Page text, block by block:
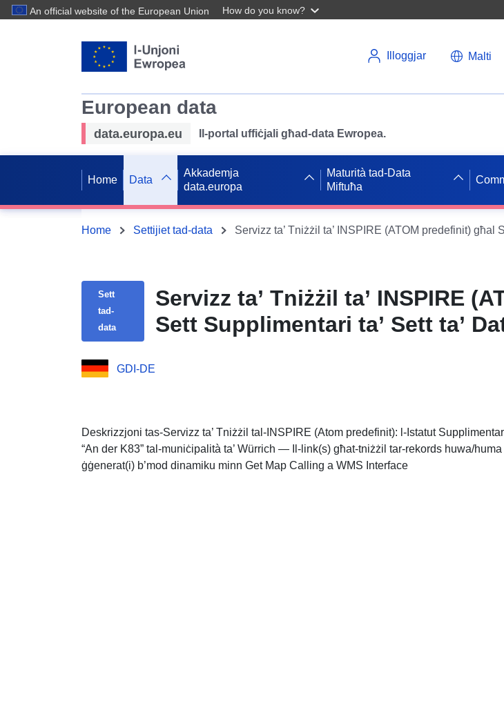
An official website of the European Union How do you know?
Illoggjar Malti
European data
data.europa.eu Il-portal uffiċjali għad-data Ewropea.
Home Data
Akkademja
data.europa
Maturità tad-Data
Miftuħa
Home Settijiet tad-data
Sett
tad-
data
Servizz ta’ Tniżżil ta’ INSPIRE
Sett Supplimentari ta’ Sett ta’
GDI-DE
Deskrizzjoni tas-Servizz ta’ Tniżżil tal-INSPIRE (Atom predefinit): l-Istatut
“An der K83” tal-muniċipalità ta’ Würrich — Il-link(s) għat-tniżżil tar-rekords huwa/huma
ġġenerat(i) b’mod dinamiku minn Get Map Calling a WMS Interface